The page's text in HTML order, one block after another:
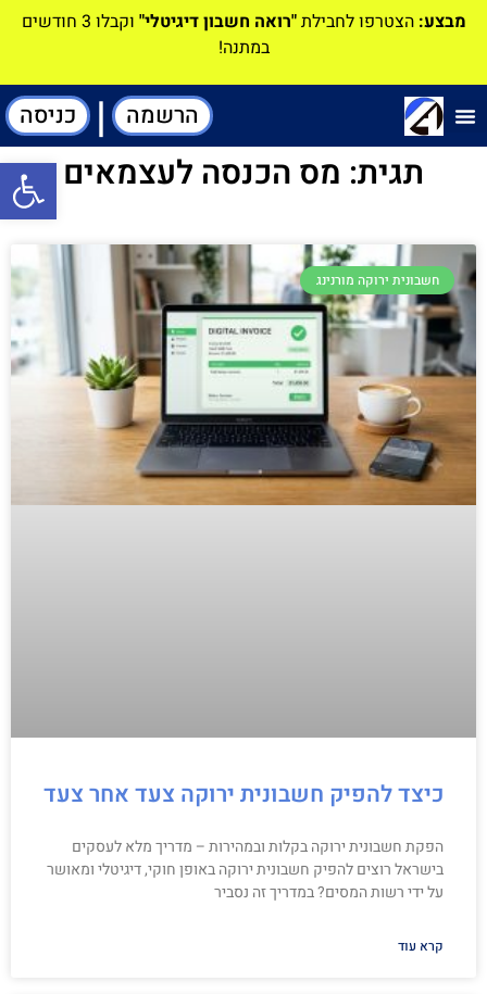
מבצע: הצטרפו לחבילת"רואה חשבון דיגיטלי"
וקבלו 3 חודשים
במתנה!
הרשמה | כניסה
תגית: מס הכנסה לעצמאים
חשבונית ירוקה מורנינג
כיצד להפיק חשבונית ירוקה צעד אחר צעד
הפקת חשבונית ירוקה בקלות ובמהירות – מדריך מלא לעסקים
בישראל רוצים להפיק חשבונית ירוקה באופן חוקי, דיגיטלי ומאושר
על ידי רשות המסים? במדריך זה נסביר
קרא עוד
פתח